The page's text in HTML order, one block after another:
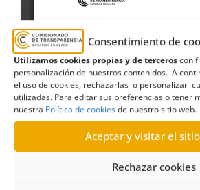
Consentimiento de
Utilizamos cookies propias y de terceroscon
personalización de nuestros contenidos. A
el uso de cookies, rechazarlas o personalizar
utilizadas. Para editar sus preferencias o tener
nuestra Política de cookiesde nuestro sitio web.
Aceptar y visitar el
Rechazar cookies